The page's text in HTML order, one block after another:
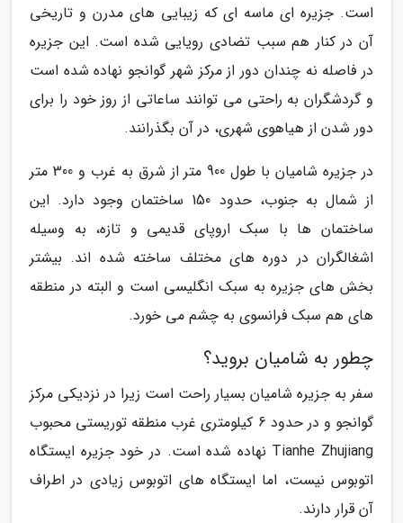
است. جزیره ای ماسه ای که زیبایی های مدرن و تاریخی
آن در کنار هم سبب تضادی رویایی شده است. این جزیره
در فاصله نه چندان دور از مرکز شهر گوانجو نهاده شده است
و گردشگران به راحتی می توانند ساعاتی از روز خود را برای
دور شدن از هیاهوی شهری، در آن بگذرانند.
در جزیره شامیان با طول 900 متر از شرق به غرب و 300 متر
از شمال به جنوب، حدود 150 ساختمان وجود دارد. این
ساختمان ها با سبک اروپای قدیمی و تازه، به وسیله
اشغالگران در دوره های مختلف ساخته شده اند. بیشتر
بخش های جزیره به سبک انگلیسی است و البته در منطقه
های هم سبک فرانسوی به چشم می خورد.
چطور به شامیان بروید؟
سفر به جزیره شامیان بسیار راحت است زیرا در نزدیکی مرکز
گوانجو و در حدود 6 کیلومتری غرب منطقه توریستی محبوب
Tianhe Zhujiang نهاده شده است. در خود جزیره ایستگاه
اتوبوس نیست، اما ایستگاه های اتوبوس زیادی در اطراف
آن قرار دارند.